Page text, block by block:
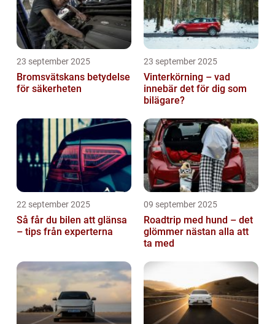
23 september 2025
Bromsvätskans betydelse
för säkerheten
23 september 2025
Vinterkörning – vad
innebär det för dig som
bilägare?
22 september 2025
Så får du bilen att glänsa
– tips från experterna
09 september 2025
Roadtrip med hund – det
glömmer nästan alla att
ta med